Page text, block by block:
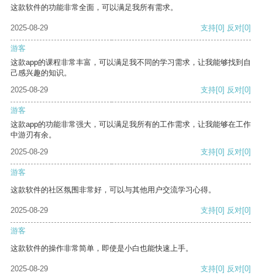
这款软件的功能非常全面，可以满足我所有需求。
2025-08-29 支持[0] 反对[0]
游客
这款app的课程非常丰富，可以满足我不同的学习需求，让我能够找到自
己感兴趣的知识。
2025-08-29
支持[0] 反对[0]
游客
这款app的功能非常强大，可以满足我所有的工作需求，让我能够在工作
中游刃有余。
2025-08-29
支持[0] 反对[0]
游客
这款软件的社区氛围非常好，可以与其他用户交流学习心得。
2025-08-29 支持[0] 反对[0]
游客
这款软件的操作非常简单，即使是小白也能快速上手。
2025-08-29 支持[0] 反对[0]